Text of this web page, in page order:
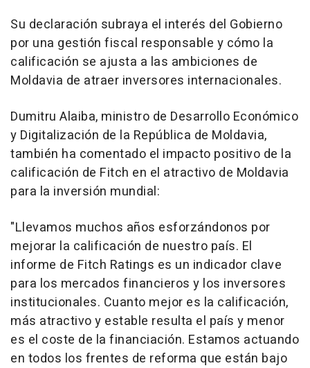
Su declaración subraya el interés del Gobierno
por una gestión fiscal responsable y cómo la
calificación se ajusta a las ambiciones de
Moldavia de atraer inversores internacionales.
Dumitru Alaiba, ministro de Desarrollo Económico
y Digitalización de la República de Moldavia,
también ha comentado el impacto positivo de la
calificación de Fitch en el atractivo de Moldavia
para la inversión mundial:
"Llevamos muchos años esforzándonos por
mejorar la calificación de nuestro país. El
informe de Fitch Ratings es un indicador clave
para los mercados financieros y los inversores
institucionales. Cuanto mejor es la calificación,
más atractivo y estable resulta el país y menor
es el coste de la financiación. Estamos actuando
en todos los frentes de reforma que están bajo